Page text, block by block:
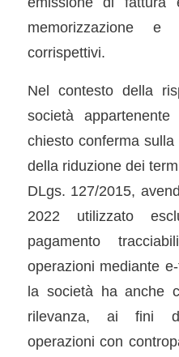
memorizzazione
corrispettivi.
Nel contesto della
società
chiesto conferma
della riduzione dei
DLgs. 127/2015,
2022 utilizzato
pagamento
operazioni mediante
la società ha anche
rilevanza, ai fini
operazioni con